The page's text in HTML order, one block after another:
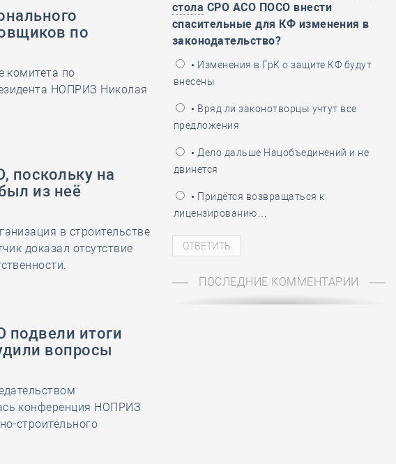
01 мая-День Весны и Труда
09 мая- День Победы!
по
комитета по
НОПРИЗ Николая
поскольку на
из неё
в строительстве
доказал отсутствие
итоги
вопросы
конференция НОПРИЗ
строительного
стола СРО АСО ПОСО внести
спасительные для КФ изменения в
законодательство?
• Изменения в ГрК о защите КФ будут
внесены
• Вряд ли законотворцы учтут все
предложения
• Дело дальше Нацобъединений и не
двинется
• Придётся возвращаться к
лицензированию…
ПОСЛЕДНИЕ КОММЕНТАРИИ